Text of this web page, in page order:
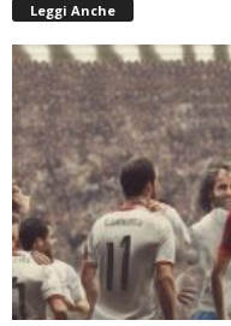
Leggi Anche